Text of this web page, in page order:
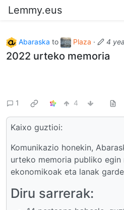
Lemmy.eus
Abaraska to Plaza · 4
2022 urteko memoria
1 4
Kaixo guztioi:
Komunikazio honekin,
urteko memoria publiko egin
ekonomikoak eta lanak
Diru sarrerak: